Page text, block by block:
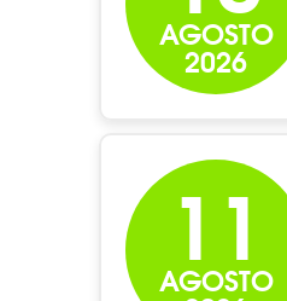
AGOSTO
2026
11
AGOSTO